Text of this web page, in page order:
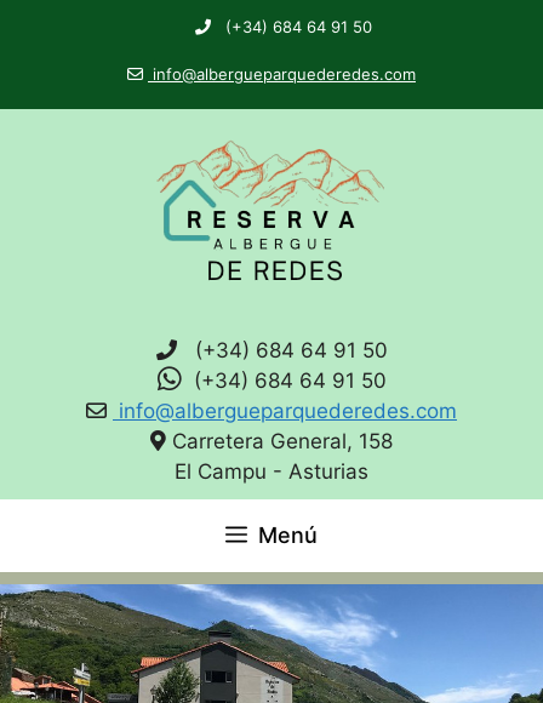
(+34) 684 64 91 50
info@albergueparquederedes.com
(+34) 684 64 91 50
(+34) 684 64 91 50
info@albergueparquederedes.com
Carretera General, 158
El Campu - Asturias
Menú